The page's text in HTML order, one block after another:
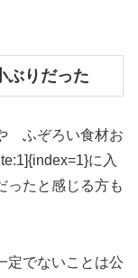
ぶりだった
ふぞろい食材お
に入
ったと感じる方も
定でないことは公